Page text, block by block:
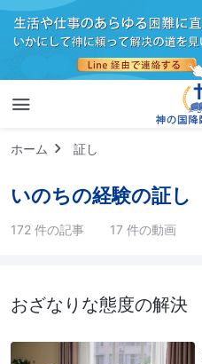
ホーム 証し
いのちの経験の証し
172 件の記事 17 件の動画
おざなりな態度の解決